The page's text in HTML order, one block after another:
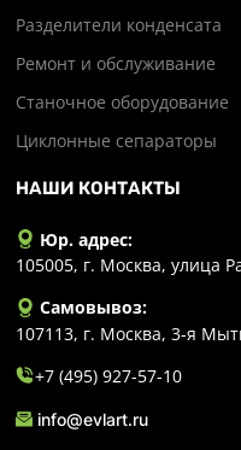
Разделители конденсата
Ремонт и обслуживание
Станочное оборудование
Циклонные сепараторы
НАШИ КОНТАКТЫ
Юр. адрес:
105005, г. Москва, улица
Самовывоз:
107113, г. Москва, 3-я
+7 (495) 927-57-10
info@evlart.ru